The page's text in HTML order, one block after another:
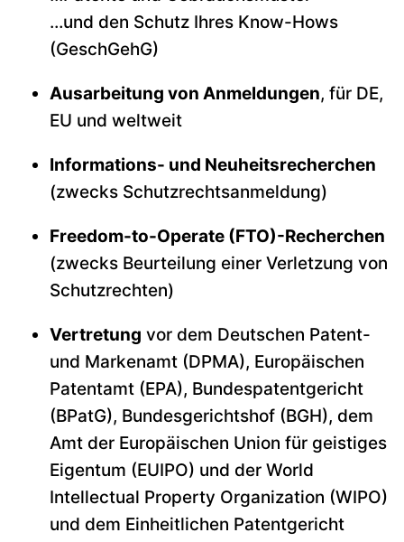
…und den Schutz Ihres Know-Hows
(GeschGehG)
Ausarbeitung von Anmeldungen, für DE,
EU und weltweit
Informations- und Neuheitsrecherchen
(zwecks Schutzrechtsanmeldung)
Freedom-to-Operate (FTO)-Recherchen
(zwecks Beurteilung einer Verletzung von
Schutzrechten)
Vertretung vor dem Deutschen Patent-
und Markenamt (DPMA), Europäischen
Patentamt (EPA), Bundespatentgericht
(BPatG), Bundesgerichtshof (BGH), dem
Amt der Europäischen Union für geistiges
Eigentum (EUIPO) und der World
Intellectual Property Organization (WIPO)
und dem Einheitlichen Patentgericht